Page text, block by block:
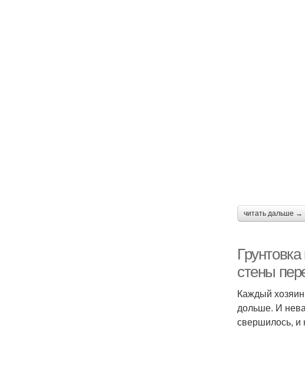
читать дальше →
стены
Каждый
дольше. И
свершилось, и